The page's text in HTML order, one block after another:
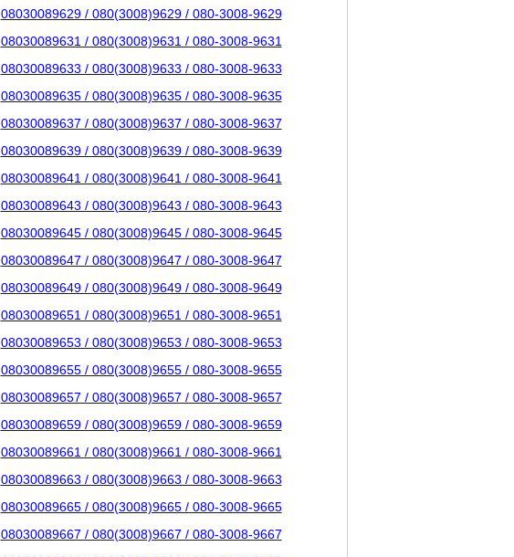
08030089629 / 080(3008)9629 / 080-3008-9629
08030089631 / 080(3008)9631 / 080-3008-9631
08030089633 / 080(3008)9633 / 080-3008-9633
08030089635 / 080(3008)9635 / 080-3008-9635
08030089637 / 080(3008)9637 / 080-3008-9637
08030089639 / 080(3008)9639 / 080-3008-9639
08030089641 / 080(3008)9641 / 080-3008-9641
08030089643 / 080(3008)9643 / 080-3008-9643
08030089645 / 080(3008)9645 / 080-3008-9645
08030089647 / 080(3008)9647 / 080-3008-9647
08030089649 / 080(3008)9649 / 080-3008-9649
08030089651 / 080(3008)9651 / 080-3008-9651
08030089653 / 080(3008)9653 / 080-3008-9653
08030089655 / 080(3008)9655 / 080-3008-9655
08030089657 / 080(3008)9657 / 080-3008-9657
08030089659 / 080(3008)9659 / 080-3008-9659
08030089661 / 080(3008)9661 / 080-3008-9661
08030089663 / 080(3008)9663 / 080-3008-9663
08030089665 / 080(3008)9665 / 080-3008-9665
08030089667 / 080(3008)9667 / 080-3008-9667